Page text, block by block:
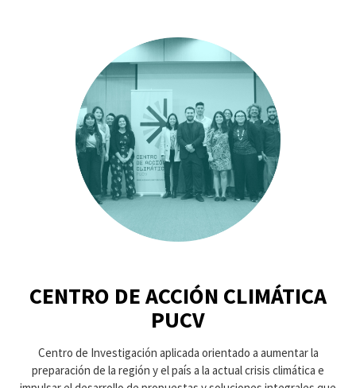
CENTRO DE ACCIÓN CLIMÁTICA
PUCV
Centro de Investigación aplicada orientado a aumentar la
preparación de la región y el país a la actual crisis climática e